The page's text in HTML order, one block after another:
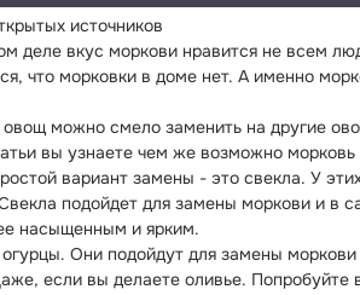
источников
деле вкус моркови нравится не всем
что морковки в доме нет. А именно
овощ можно смело заменить на другие
вы узнаете чем же возможно морковь
вариант замены - это свекла. У
подойдет для замены моркови и в
насыщенным и ярким.
Они подойдут для замены
если вы делаете оливье. Попробуйте